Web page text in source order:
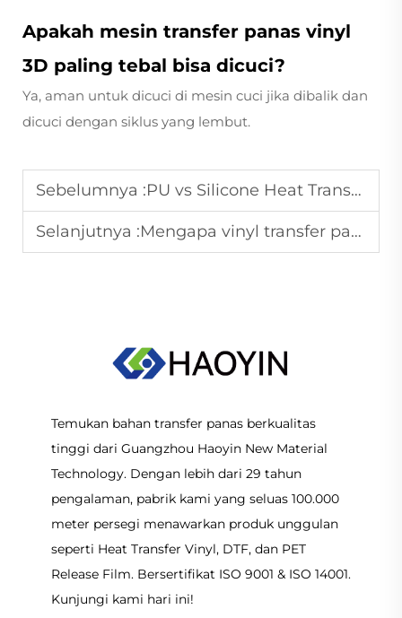
Apakah mesin transfer panas vinyl
3D paling tebal bisa dicuci?
Ya, aman untuk dicuci di mesin cuci jika dibalik dan
dicuci dengan siklus yang lembut.
Sebelumnya :PU vs Silicone Heat Transfer Vinyl: Apakah Anda Menggunakan yang Tepat?
Selanjutnya :Mengapa vinyl transfer panas tebal 3D kami begitu populer?
Temukan bahan transfer panas berkualitas
tinggi dari Guangzhou Haoyin New Material
Technology. Dengan lebih dari 29 tahun
pengalaman, pabrik kami yang seluas 100.000
meter persegi menawarkan produk unggulan
seperti Heat Transfer Vinyl, DTF, dan PET
Release Film. Bersertifikat ISO 9001 & ISO 14001.
Kunjungi kami hari ini!